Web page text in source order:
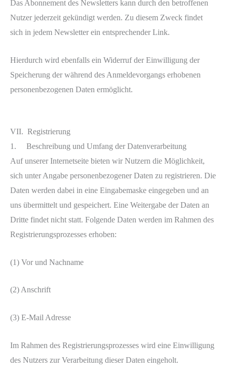
Das Abonnement des Newsletters kann durch den betroffenen
Nutzer jederzeit gekündigt werden. Zu diesem Zweck findet
sich in jedem Newsletter ein entsprechender Link.
Hierdurch wird ebenfalls ein Widerruf der Einwilligung der
Speicherung der während des Anmeldevorgangs erhobenen
personenbezogenen Daten ermöglicht.
VII. Registrierung
1. Beschreibung und Umfang der Datenverarbeitung
Auf unserer Internetseite bieten wir Nutzern die Möglichkeit,
sich unter Angabe personenbezogener Daten zu registrieren. Die
Daten werden dabei in eine Eingabemaske eingegeben und an
uns übermittelt und gespeichert. Eine Weitergabe der Daten an
Dritte findet nicht statt. Folgende Daten werden im Rahmen des
Registrierungsprozesses erhoben:
(1) Vor und Nachname
(2) Anschrift
(3) E-Mail Adresse
Im Rahmen des Registrierungsprozesses wird eine Einwilligung
des Nutzers zur Verarbeitung dieser Daten eingeholt.